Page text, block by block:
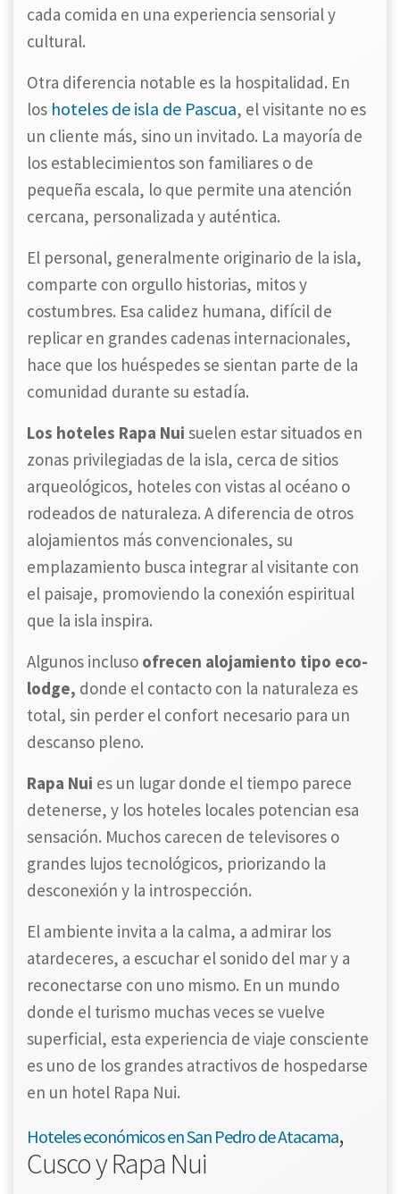
cada comida en una experiencia sensorial y
cultural.
Otra diferencia notable es la hospitalidad. En
los hoteles de isla de Pascua, el visitante no es
un cliente más, sino un invitado. La mayoría de
los establecimientos son familiares o de
pequeña escala, lo que permite una atención
cercana, personalizada y auténtica.
El personal, generalmente originario de la isla,
comparte con orgullo historias, mitos y
costumbres. Esa calidez humana, difícil de
replicar en grandes cadenas internacionales,
hace que los huéspedes se sientan parte de la
comunidad durante su estadía.
Los hoteles Rapa Nui suelen estar situados en
zonas privilegiadas de la isla, cerca de sitios
arqueológicos, hoteles con vistas al océano o
rodeados de naturaleza. A diferencia de otros
alojamientos más convencionales, su
emplazamiento busca integrar al visitante con
el paisaje, promoviendo la conexión espiritual
que la isla inspira.
Algunos incluso ofrecen alojamiento tipo eco-
lodge, donde el contacto con la naturaleza es
total, sin perder el confort necesario para un
descanso pleno.
Rapa Nui es un lugar donde el tiempo parece
detenerse, y los hoteles locales potencian esa
sensación. Muchos carecen de televisores o
grandes lujos tecnológicos, priorizando la
desconexión y la introspección.
El ambiente invita a la calma, a admirar los
atardeceres, a escuchar el sonido del mar y a
reconectarse con uno mismo. En un mundo
donde el turismo muchas veces se vuelve
superficial, esta experiencia de viaje consciente
es uno de los grandes atractivos de hospedarse
en un hotel Rapa Nui.
Hoteles económicos en San Pedro de Atacama,
Cusco y Rapa Nui